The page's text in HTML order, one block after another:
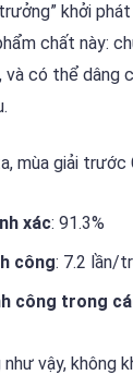
khởi
chất này:
có thể dâng
mùa giải trước
xác: 91.3%
công: 7.2 lần/
công trong
vậy, không